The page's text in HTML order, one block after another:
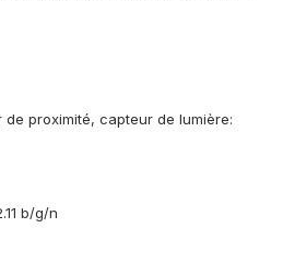
proximité, capteur de lumière:
b/g/n